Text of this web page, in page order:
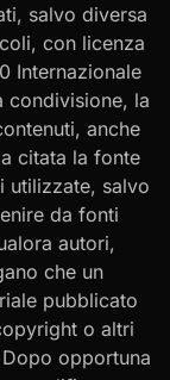
salvo diversa
con licenza
Internazionale
la
anche
citata la fonte
utilizzate, salvo
da fonti
autori,
che un
pubblicato
o altri
opportuna